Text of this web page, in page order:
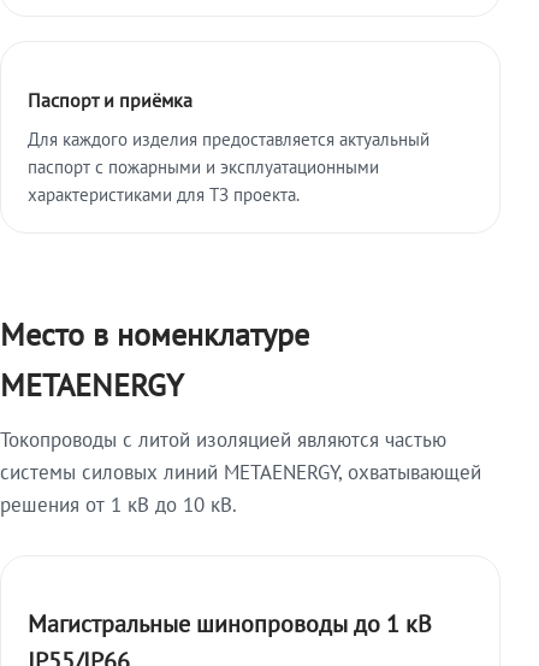
Паспорт и приёмка
Для каждого изделия предоставляется актуальный
паспорт с пожарными и эксплуатационными
характеристиками для ТЗ проекта.
Место в номенклатуре
METAENERGY
Токопроводы с литой изоляцией являются частью
системы силовых линий METAENERGY, охватывающей
решения от 1 кВ до 10 кВ.
Магистральные шинопроводы до 1 кВ